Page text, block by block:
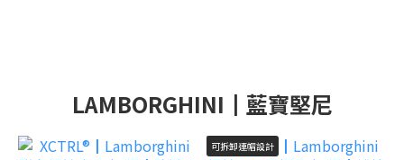
LAMBORGHINI┃藍寶堅尼
可拆卸連帽設計